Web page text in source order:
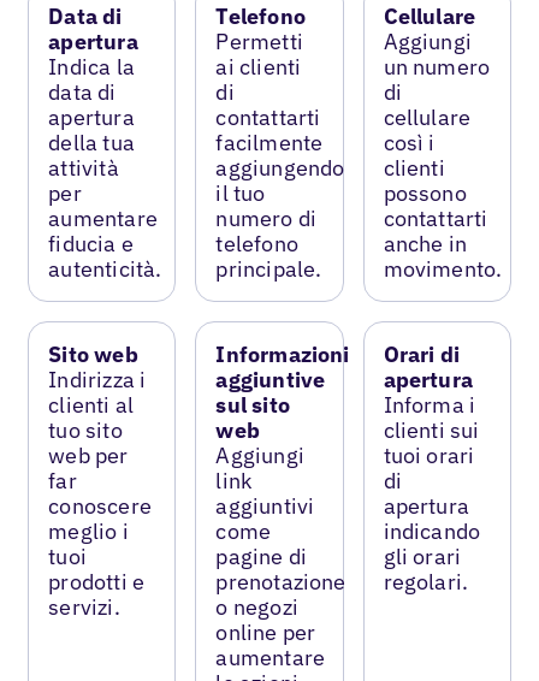
Data di
apertura
Indica la
data di
apertura
della tua
attività
per
aumentare
fiducia e
autenticità.
Telefono
Permetti
ai clienti
di
contattarti
facilmente
aggiungendo
il tuo
numero di
telefono
principale.
Cellulare
Aggiungi
un numero
di
cellulare
così i
clienti
possono
contattarti
anche in
movimento.
Sito web
Indirizza i
clienti al
tuo sito
web per
far
conoscere
meglio i
tuoi
prodotti e
servizi.
Informazioni
aggiuntive
sul sito
web
Aggiungi
link
aggiuntivi
come
pagine di
prenotazione
o negozi
online per
aumentare
Orari di
apertura
Informa i
clienti sui
tuoi orari
di
apertura
indicando
gli orari
regolari.